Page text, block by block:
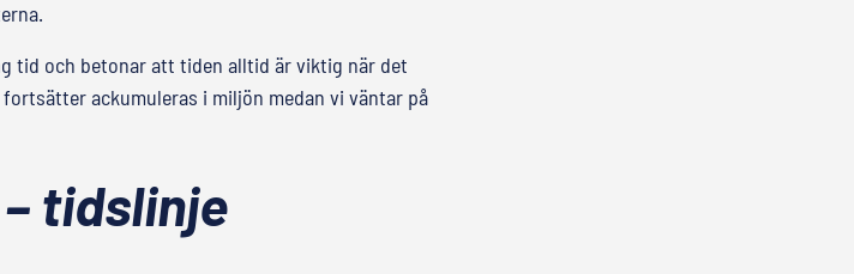
tid och betonar att tiden alltid är viktig när det
ackumuleras i miljön medan vi väntar på
tidslinje